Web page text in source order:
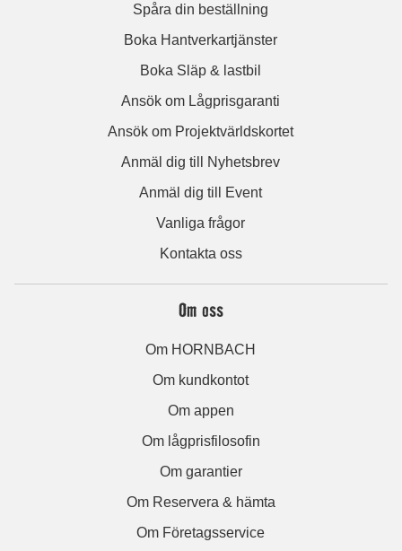
Spåra din beställning
Boka Hantverkartjänster
Boka Släp & lastbil
Ansök om Lågprisgaranti
Ansök om Projektvärldskortet
Anmäl dig till Nyhetsbrev
Anmäl dig till Event
Vanliga frågor
Kontakta oss
Om oss
Om HORNBACH
Om kundkontot
Om appen
Om lågprisfilosofin
Om garantier
Om Reservera & hämta
Om Företagsservice